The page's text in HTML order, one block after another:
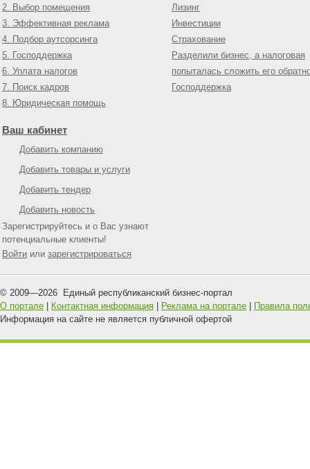
2. Выбор помещения
3. Эффективная реклама
4. Подбор аутсорсинга
5. Господдержка
6. Уплата налогов
7. Поиск кадров
8. Юридическая помощь
Лизинг
Инвестиции
Страхование
Разделили бизнес, а налоговая
попыталась сложить его
Господдержка
Ваш кабинет
Добавить компанию
Добавить товары и услуги
Добавить тендер
Добавить новость
Зарегистрируйтесь и о Вас узнают
потенциальные клиенты!
Войти или зарегистрироваться
© 2009—2026 Единый республиканский бизнес-портал
О портале
Контактная информация Реклама на портале
Правила
Информация на сайте не является публичной офертой